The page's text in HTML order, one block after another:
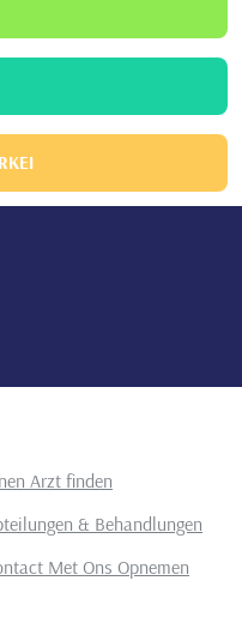
Arzt finden
& Behandlungen
Met Ons Opnemen